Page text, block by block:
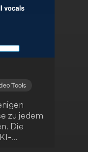
Tools
zu jedem
Die